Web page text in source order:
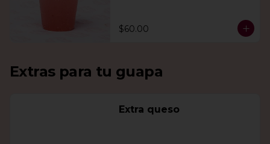
$60.00
Extras para tu guapa
Extra queso